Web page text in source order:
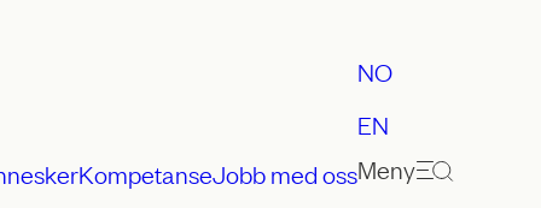
KompetanseJobb med oss
NO
EN
Meny